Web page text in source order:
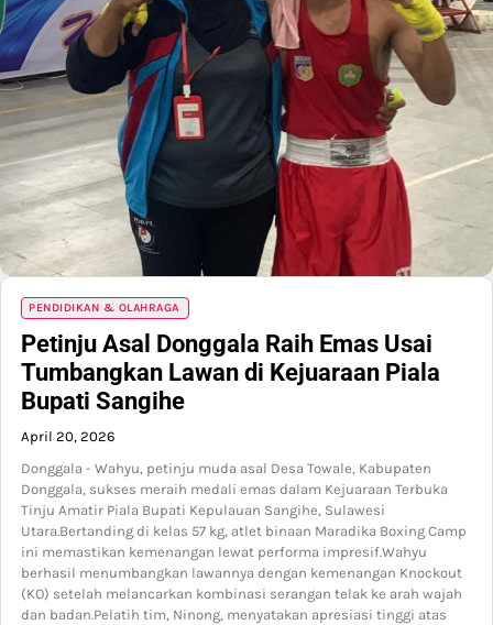
PENDIDIKAN & OLAHRAGA
Petinju Asal Donggala Raih Emas Usai
Tumbangkan Lawan di Kejuaraan Piala
Bupati Sangihe
April 20, 2026
Donggala - Wahyu, petinju muda asal Desa Towale, Kabupaten
Donggala, sukses meraih medali emas dalam Kejuaraan Terbuka
Tinju Amatir Piala Bupati Kepulauan Sangihe, Sulawesi
Utara.Bertanding di kelas 57 kg, atlet binaan Maradika Boxing Camp
ini memastikan kemenangan lewat performa impresif.Wahyu
berhasil menumbangkan lawannya dengan kemenangan Knockout
(KO) setelah melancarkan kombinasi serangan telak ke arah wajah
dan badan.Pelatih tim, Ninong, menyatakan apresiasi tinggi atas